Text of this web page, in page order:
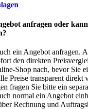
anfragen oder
ein Angebot anfragen.
den direkten
Shop nach, bevor Sie
Preise transparent direkt
fragen Sie bitte ein
normal ein Angebot
Rechnung und